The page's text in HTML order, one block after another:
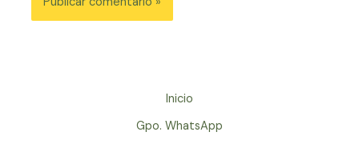
Inicio
Gpo. WhatsApp